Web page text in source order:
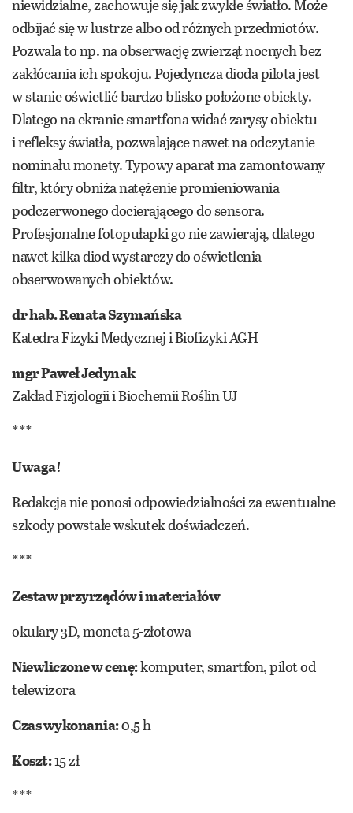
niewidzialne, zachowuje się jak zwykłe światło. Może
odbijać się w lustrze albo od różnych przedmiotów.
Pozwala to np. na obserwację zwierząt nocnych bez
zakłócania ich spokoju. Pojedyncza dioda pilota jest
w stanie oświetlić bardzo blisko położone obiekty.
Dlatego na ekranie smartfona widać zarysy obiektu
i refleksy światła, pozwalające nawet na odczytanie
nominału monety. Typowy aparat ma zamontowany
filtr, który obniża natężenie promieniowania
podczerwonego docierającego do sensora.
Profesjonalne fotopułapki go nie zawierają, dlatego
nawet kilka diod wystarczy do oświetlenia
obserwowanych obiektów.
dr hab. Renata Szymańska
Katedra Fizyki Medycznej i Biofizyki AGH
mgr Paweł Jedynak
Zakład Fizjologii i Biochemii Roślin UJ
***
Uwaga!
Redakcja nie ponosi odpowiedzialności za ewentualne
szkody powstałe wskutek doświadczeń.
***
Zestaw przyrządów i materiałów
okulary 3D, moneta 5-złotowa
Niewliczone w cenę:komputer, smartfon, pilot od
telewizora
Czas wykonania:0,5 h
Koszt:15 zł
***